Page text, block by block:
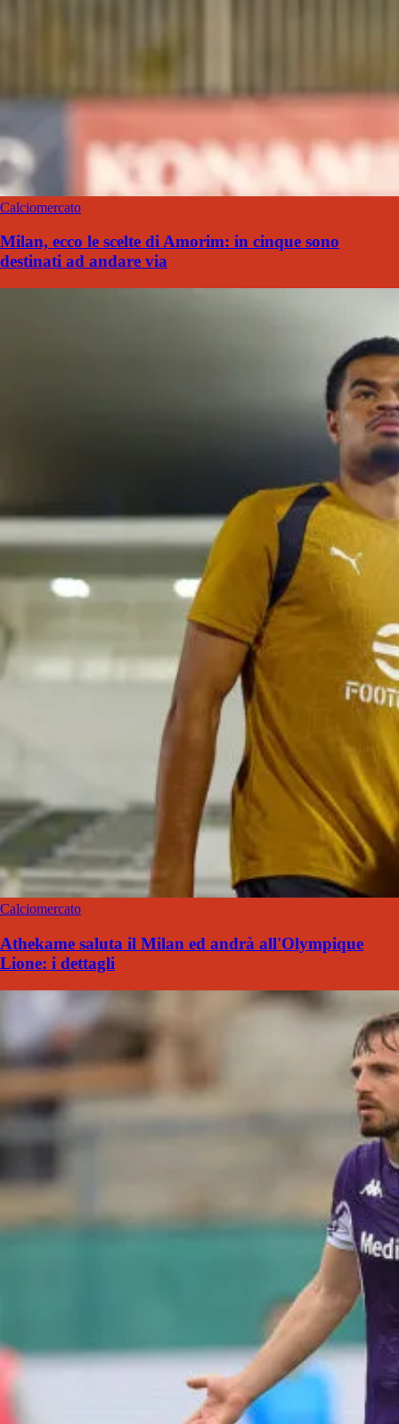
Calciomercato
Milan, ecco le scelte di Amorim: in cinque sono
destinati ad andare via
Calciomercato
Athekame saluta il Milan ed andrà all'Olympique
Lione: i dettagli